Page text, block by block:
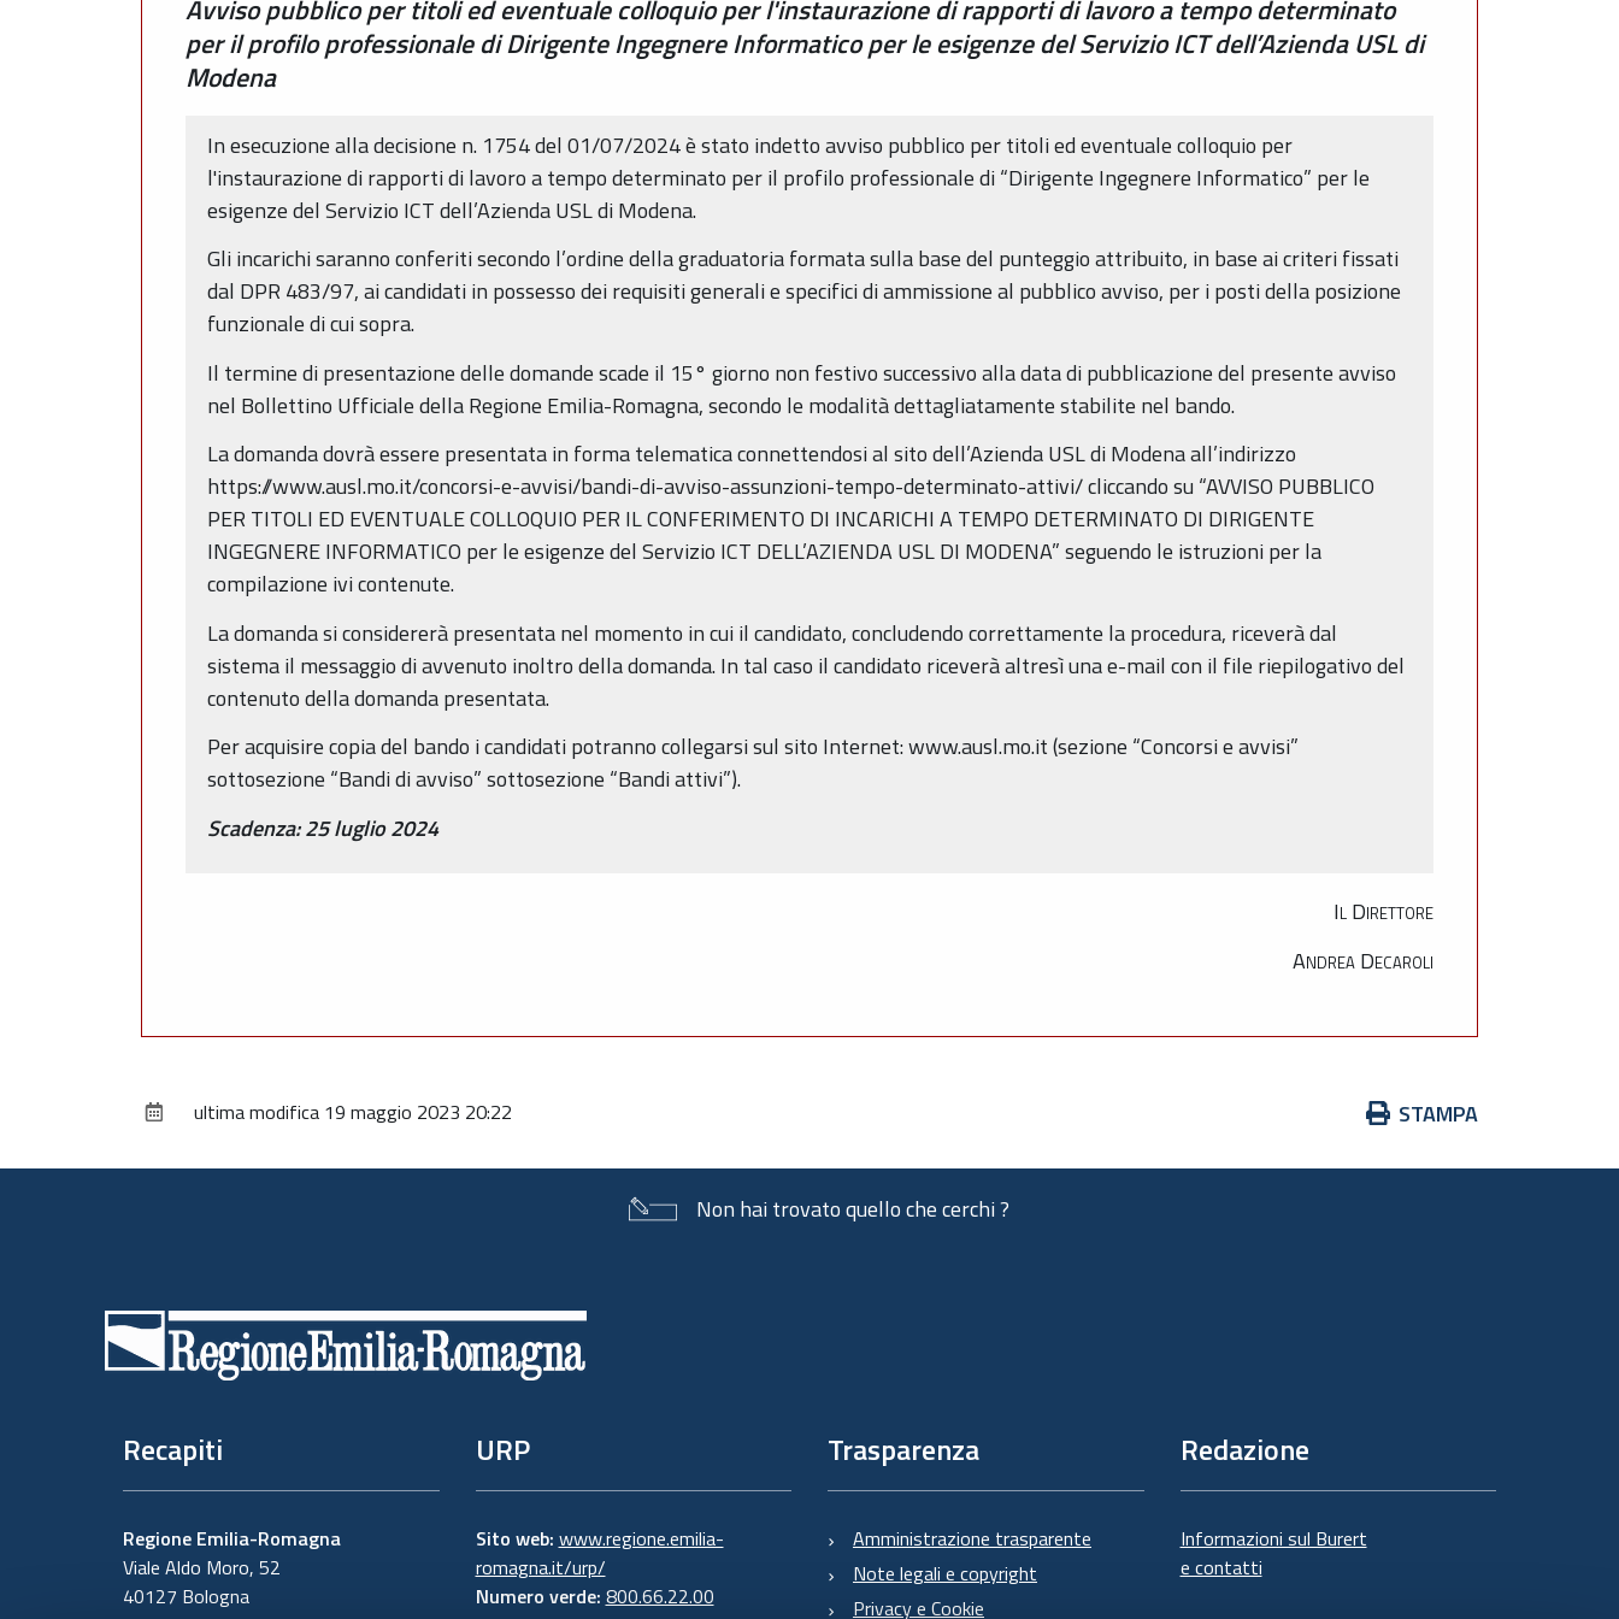
Avviso pubblico per titoli ed eventuale colloquio per l'instaurazione di rapporti di lavoro a tempo determinato
per il profilo professionale di Dirigente Ingegnere Informatico per le esigenze del Servizio ICT dell’Azienda USL di
Modena
In esecuzione alla decisione n. 1754 del 01/07/2024 è stato indetto avviso pubblico per titoli ed eventuale colloquio per
l'instaurazione di rapporti di lavoro a tempo determinato per il profilo professionale di “Dirigente Ingegnere Informatico” per le
esigenze del Servizio ICT dell’Azienda USL di Modena.
Gli incarichi saranno conferiti secondo l’ordine della graduatoria formata sulla base del punteggio attribuito, in base ai criteri fissati
dal DPR 483/97, ai candidati in possesso dei requisiti generali e specifici di ammissione al pubblico avviso, per i posti della posizione
funzionale di cui sopra.
Il termine di presentazione delle domande scade il 15° giorno non festivo successivo alla data di pubblicazione del presente avviso
nel Bollettino Ufficiale della Regione Emilia-Romagna, secondo le modalità dettagliatamente stabilite nel bando.
La domanda dovrà essere presentata in forma telematica connettendosi al sito dell’Azienda USL di Modena all’indirizzo
https://www.ausl.mo.it/concorsi-e-avvisi/bandi-di-avviso-assunzioni-tempo-determinato-attivi/ cliccando su “AVVISO PUBBLICO
PER TITOLI ED EVENTUALE COLLOQUIO PER IL CONFERIMENTO DI INCARICHI A TEMPO DETERMINATO DI DIRIGENTE
INGEGNERE INFORMATICO per le esigenze del Servizio ICT DELL’AZIENDA USL DI MODENA” seguendo le istruzioni per la
compilazione ivi contenute.
La domanda si considererà presentata nel momento in cui il candidato, concludendo correttamente la procedura, riceverà dal
sistema il messaggio di avvenuto inoltro della domanda. In tal caso il candidato riceverà altresì una e-mail con il file riepilogativo del
contenuto della domanda presentata.
Per acquisire copia del bando i candidati potranno collegarsi sul sito Internet: www.ausl.mo.it (sezione “Concorsi e avvisi”
sottosezione “Bandi di avviso” sottosezione “Bandi attivi”).
Scadenza: 25 luglio 2024
Il Direttore
Andrea Decaroli
Azioni
documento
STAMPA
ultima modifica 19 maggio 2023 20:22
Non hai trovato quello che cerchi ?
Recapiti
Regione Emilia-Romagna
Viale Aldo Moro, 52
40127 Bologna
URP
Sito web: www.regione.emilia-
romagna.it/urp/
Numero verde: 800.66.22.00
Trasparenza
Amministrazione trasparente
Note legali e copyright
Privacy e Cookie
Redazione
Informazioni sul Burert
e contatti